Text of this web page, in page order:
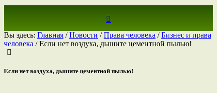
Вы здесь: Главная /Новости /Права человека /Бизнес и права
человека /Если нет воздуха, дышите цементной пылью!
Если нет воздуха, дышите цементной пылью!